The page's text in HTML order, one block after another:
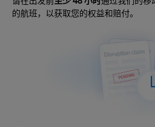
的航班，以获取您的权益和赔付。